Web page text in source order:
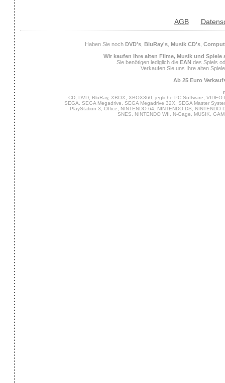
AGB
Haben Sie noch DVD's, BluRay's, Musik CD's,
Wir kaufen Ihre alten Filme, Musik und Spiele
Sie benötigen lediglich die EAN des Spiels
Verkaufen Sie uns Ihre alten
Ab 25 Euro
CD, DVD, BluRay, XBOX, XBOX360, jegliche PC Software,
SEGA, SEGA Megadrive, SEGA Megadrive 32X, SEGA Master
PlayStation 3, Office, NINTENDO 64, NINTENDO DS,
SNES, NINTENDO WII, N-Gage, MUSIK,